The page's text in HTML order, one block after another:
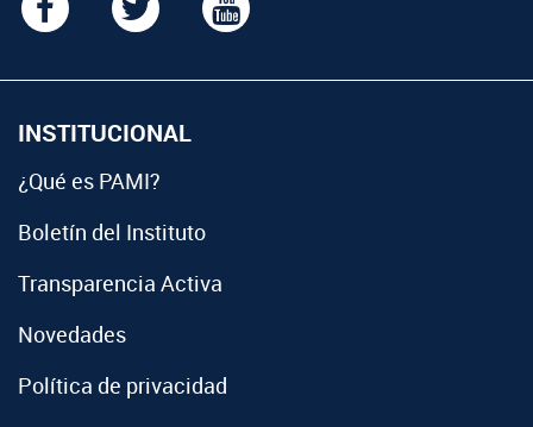
INSTITUCIONAL
¿Qué es PAMI?
Boletín del Instituto
Transparencia Activa
Novedades
Política de privacidad